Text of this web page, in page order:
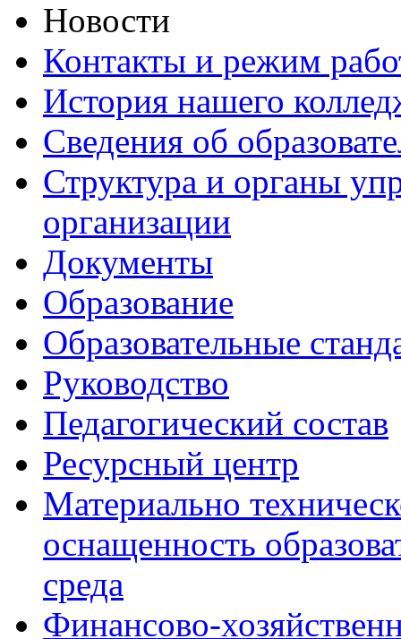
Новости
Контакты и режим
История нашего
Сведения об
Структура и органы
организации
Документы
Образование
Образовательные
Руководство
Педагогический состав
Ресурсный центр
Материально
оснащенность
среда
Финансово-